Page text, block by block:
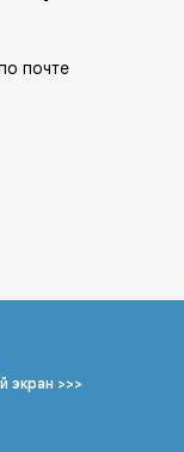
почте
экран >>>